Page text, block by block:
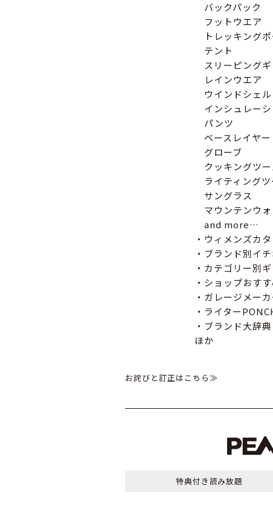
バックパック
フットウエア
トレッキングポ
テント
スリーピングギ
レインウエア
ウインドシェル
インシュレーシ
パンツ
ベースレイヤー
グローブ
クッキングツー
ライティングツ
サングラス
マウンテンウォ
and more…
・ウィメンズカ
・ブランド別イ
・カテゴリー別
・ショップおす
・ガレージメー
・ライター
・ブランド大辞典
ほか
お詫びと訂正はこちら≫
特典付き読み放題